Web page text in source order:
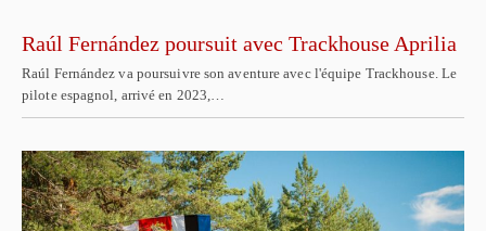
Raúl Fernández poursuit avec Trackhouse Aprilia
Raúl Fernández va poursuivre son aventure avec l'équipe Trackhouse. Le
pilote espagnol, arrivé en 2023,…